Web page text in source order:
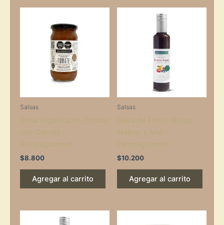
Salsas
$8.800
Agregar al carrito
Salsas
$10.200
Agregar al carrito